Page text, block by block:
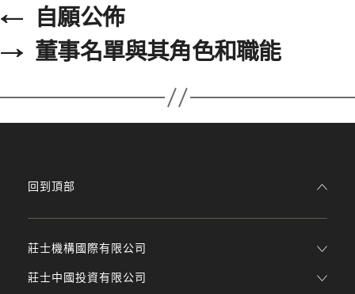
← 自願公佈
→ 董事名單與其角色和職能
莊士機構國際有限公司
莊士中國投資有限公司
回到頂部